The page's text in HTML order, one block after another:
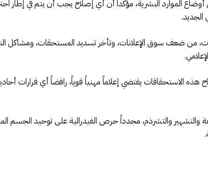
الموارد البشرية، مؤكداً أن أي إصلاح يجب أن يتم في إطار
الجديد.
من ضعف سوق الإعلانات، وتأخر تسديد المستحقات، ومشاكل
الاستحقاقات يقتضي إعلاماً مهنياً قوياً، رافضاً أي قرارات
والتشرذم، مجدداً حرص الفيدرالية على توحيد الجسم